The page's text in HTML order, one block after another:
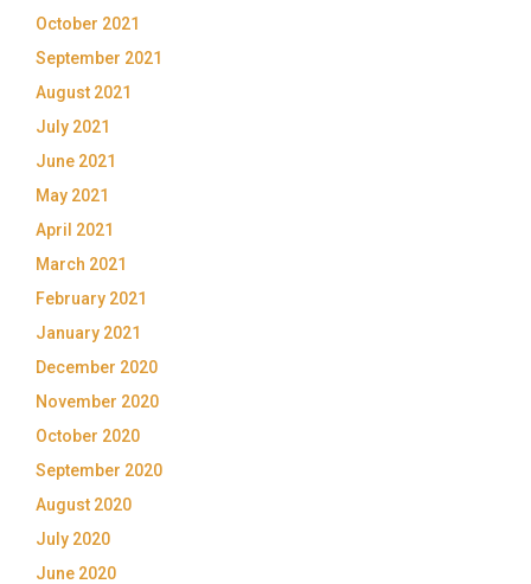
October 2021
September 2021
August 2021
July 2021
June 2021
May 2021
April 2021
March 2021
February 2021
January 2021
December 2020
November 2020
October 2020
September 2020
August 2020
July 2020
June 2020